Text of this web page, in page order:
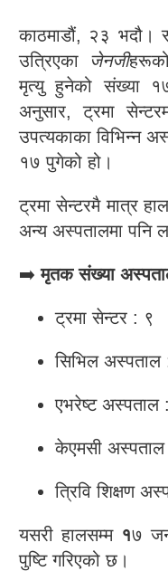
काठमाडौं, २३ भदौ।
उत्रिएका जेनजी
मृत्यु हुनेको संख्या
अनुसार, ट्रमा
उपत्यकाका विभिन्न
१७ पुगेको हो।
ट्रमा सेन्टरमै मात्र
अन्य अस्पतालमा पनि
➡️मृतक संख्या
ट्रमा सेन्टर : ९
सिभिल अस्पताल
एभरेष्ट अस्पताल
केएमसी
त्रिवि शिक्षण
यसरी हालसम्म १७
पुष्टि गरिएको छ।